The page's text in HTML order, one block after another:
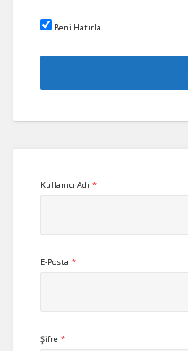
Beni Hatırla
Kullanıcı Adı *
E-Posta *
Şifre *